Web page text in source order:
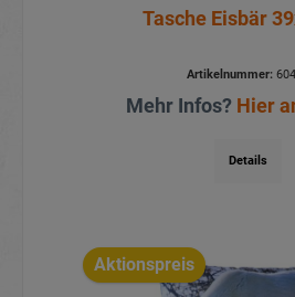
Tasche Eisbär
Artikelnummer:
Mehr Infos? Hier
Details
Aktionspreis